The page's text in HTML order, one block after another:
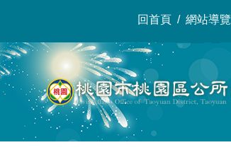
回首頁 網站導覽